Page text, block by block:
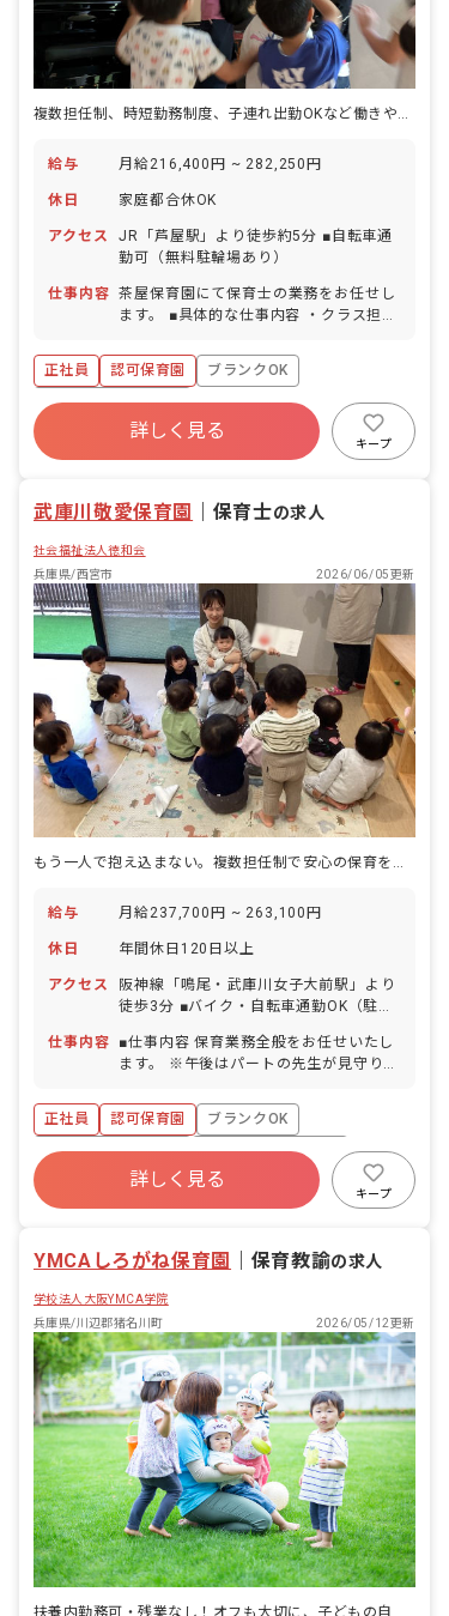
給与 月給216,400円 ~ 282,250円
休日 家庭都合休OK
アクセス
JR「芦屋駅」より徒歩約5分 ■自転車通
勤可（無料駐輪場あり）
仕事内容 茶屋保育園にて保育士の業務をお任せし
ます。 ■具体的な仕事内容 ・クラス担任
誌、連絡帳記入など ・その他：行事準備
など ■保育をするうえで大切にしている
こと ・子どもたちの主体性やその瞬間の
思い、個性・感性を大切にする保育を心
掛けています。例えば、活動に対して消
極的な時には参加を無理強いしないよう
ということではなく、口頭では具体的に
見てみることで、「やってみよう」と思
えるのを待っています。 ・担任保育士は
配置していますが、全職員で子どもの成
長を見守り、職員同士連携をとりなが
ら、子どもたち一人ひとりにかかわるこ
とを大切にしています。 具体的には、
・担任保育士が勤務時間外や休暇で不在
の時はもちろん、子どもの素敵な姿や気
になる姿など見かけたら、担任保育士に
報告し、情報共有を行なっています。 ・
担任クラス以外の子どものかわいらしい
エピソードなども保護者へ積極的に伝え
るようにしています。
正社員 認可保育園
ブランクOK
ボーナス・賞与あり
寮・住宅・家賃補助あり
社会保険完備
残業少なめ
詳しく見る
キープ
武庫川敬愛保育園 保育士の求人
社会福祉法人徳和会
兵庫県/西宮市
2026/06/05更新
もう一人で抱え込まない。複数担任制で安心の保育を実現できます。
給与 月給237,700円 ~ 263,100円
休日 年間休日120日以上
アクセス
阪神線「鳴尾・武庫川女子大前駅」より
徒歩3分 ■バイク・自転車通勤OK（駐輪
仕事内容
■仕事内容 保育業務全般をお任せいたし
ます。 ※午後はパートの先生が見守りし
ット記録の時間も確保できます。 ■保育
理念 「子どもたちの笑顔と未来のため
に」 安全に配慮した環境のもと、こども
たちの笑顔のため、そして豊かな感性を
育むため、深い愛情をもって接すること
操・リトミックや造形など、子どもたち
講師が子ども達と一緒に活動します。
正社員 認可保育園
ブランクOK
ボーナス・賞与あり
年間休日120日以上
寮・住宅・家賃補助あり
社会保険完備
詳しく見る
キープ
YMCAしろがね保育園 保育教諭の求人
学校法人大阪YMCA学院
兵庫県/川辺郡猪名川町
2026/05/12更新